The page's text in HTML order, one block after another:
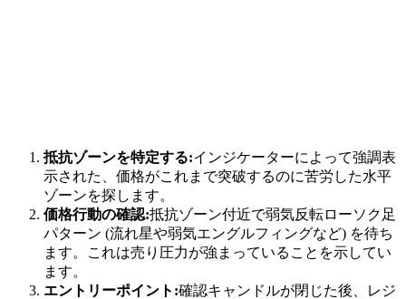
抵抗ゾーンを特定する:インジケーターによって強調表
示された、価格がこれまで突破するのに苦労した水平
ゾーンを探します。
価格行動の確認:抵抗ゾーン付近で弱気反転ローソク足
パターン (流れ星や弱気エングルフィングなど) を待ち
ます。これは売り圧力が強まっていることを示してい
ます。
エントリーポイント:確認キャンドルが閉じた後、レジ